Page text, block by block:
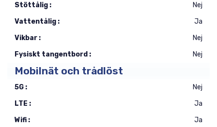
Stöttålig :
Nej
Vattentålig :
Ja
Vikbar :
Nej
Fysiskt tangentbord :
Nej
Mobilnät och trådlöst
5G :
Nej
LTE :
Ja
Wifi :
Ja